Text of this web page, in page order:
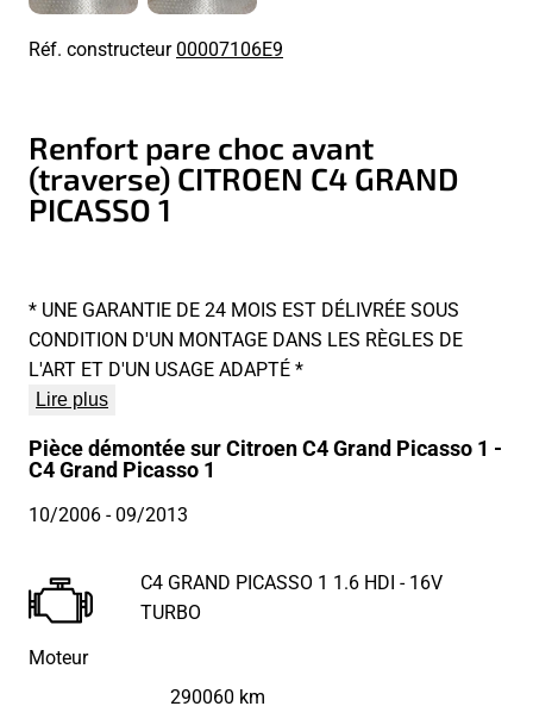
Réf. constructeur00007106E9
Renfort pare choc avant
(traverse) CITROEN C4 GRAND
PICASSO 1
* UNE GARANTIE DE 24 MOIS EST DÉLIVRÉE SOUS
CONDITION D'UN MONTAGE DANS LES RÈGLES DE
L'ART ET D'UN USAGE ADAPTÉ *
Lire plus
Pièce démontée sur Citroen C4 Grand Picasso 1 -
C4 Grand Picasso 1
10/2006- 09/2013
Moteur
C4 GRAND PICASSO 1 1.6 HDI - 16V
TURBO
290060 km